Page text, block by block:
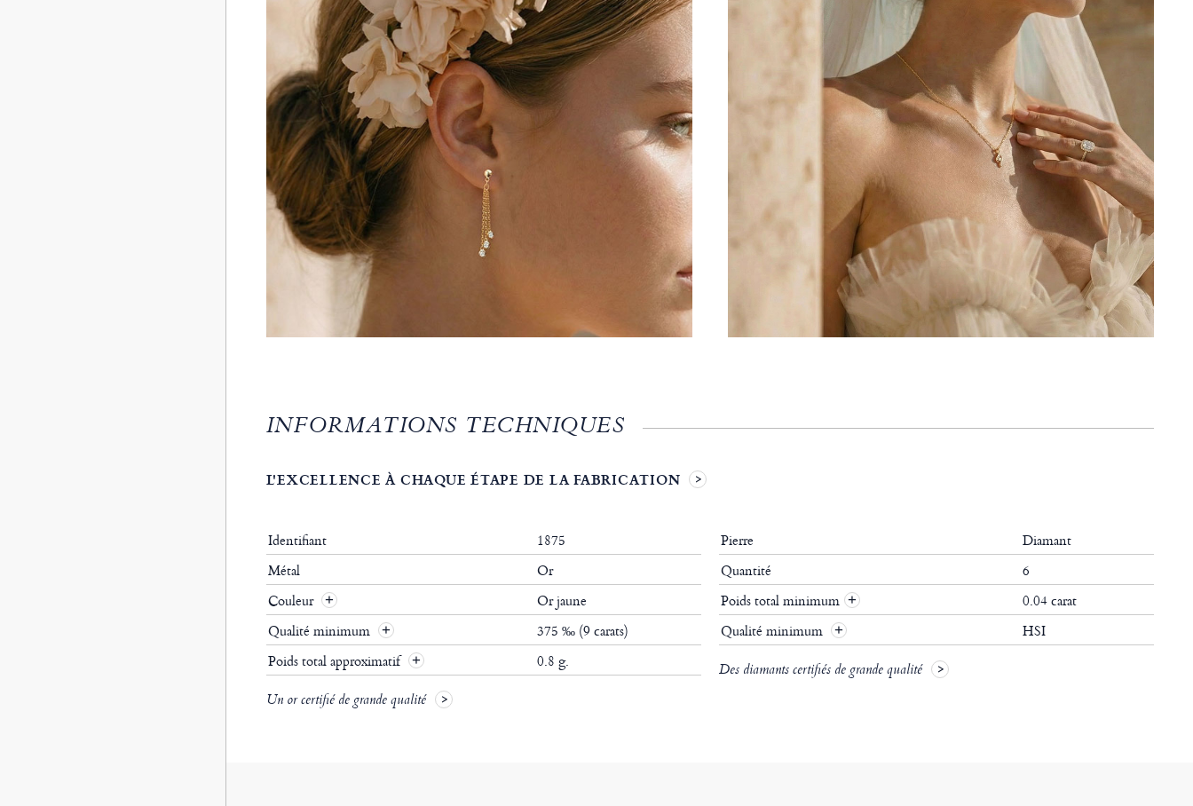
INFORMATIONS TECHNIQUES
L'EXCELLENCE À CHAQUE ÉTAPE DE LA FABRICATION
Identifiant
1875
Métal
Or
Couleur
Or jaune
Qualité minimum
375 ‰ (9 carats)
Poids total approximatif
0.8 g.
Un or certifié de grande qualité
Pierre
Diamant
Quantité
6
Poids total minimum +
0.04 carat
Qualité minimum
+ HSI
Des diamants certifiés de grande qualité